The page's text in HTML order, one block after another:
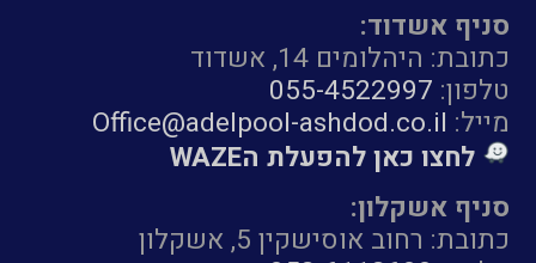
סניף אשדוד:
כתובת: היהלומים 14, אשדוד
טלפון: 055-4522997
מייל: Office@adelpool-ashdod.co.il
לחצו כאן להפעלת הWAZE
סניף אשקלון:
כתובת: רחוב אוסישקין 5, אשקלון